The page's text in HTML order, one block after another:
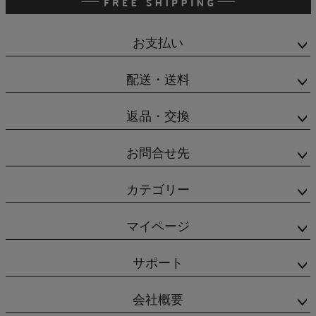
お支払い
配送・送料
返品・交換
お問合せ先
カテゴリー
マイページ
サポート
会社概要